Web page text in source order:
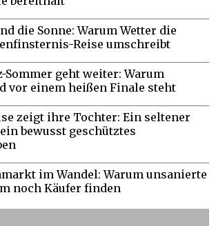
die Sonne: Warum Wetter die
Reise umschreibt
Sommer geht weiter: Warum
vor einem heißen Finale steht
zeigt ihre Tochter: Ein seltener
bewusst geschütztes
im Wandel: Warum unsanierte
noch Käufer finden